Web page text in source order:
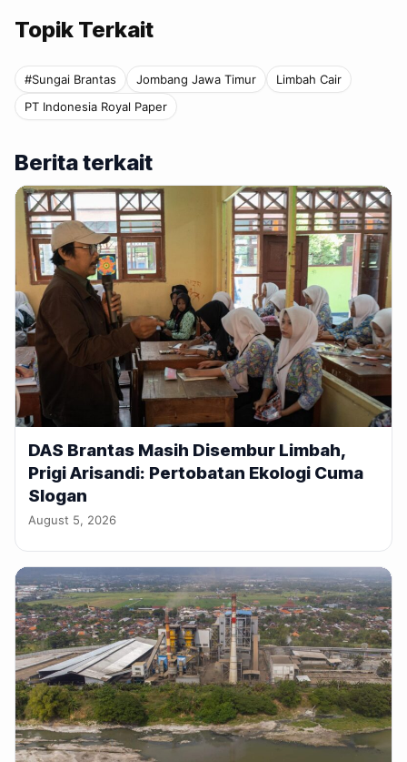
Topik Terkait
#Sungai Brantas Jombang Jawa Timur
Limbah Cair
PT Indonesia Royal Paper
Berita terkait
DAS Brantas Masih Disembur Limbah,
Prigi Arisandi: Pertobatan Ekologi Cuma
Slogan
August 5, 2026